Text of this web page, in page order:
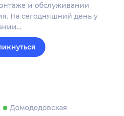
и обслуживании
На сегодняшний день у
Домодедовская